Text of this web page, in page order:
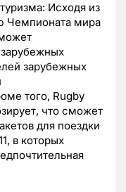
Исходя из
Чемпионата мира
зарубежных
того, Rugby
что сможет
для поездки
в которых